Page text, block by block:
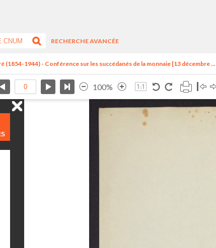
RECHERCHE AVANCÉE
(1854-1944) - Conférence sur les succédanés de la monnaie [13 décembre ...
100%